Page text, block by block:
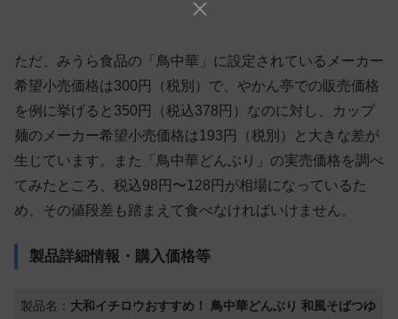
ただ、みうら食品の「鳥中華」に設定されているメーカー
希望小売価格は300円（税別）で、やかん亭での販売価格
を例に挙げると350円（税込378円）なのに対し、カップ
麺の メーカー希望小売価格は193円（税別）と大きな差が
生じています。また「鳥中華どんぶり」の実売価格を調べ
てみたところ、税込98円〜128円が相場になっているた
め、その値段差も踏まえて食べなければいけません。
製品詳細情報・購入価格等
製品名： 大和イチロウおすすめ！ 鳥中華どんぶり 和風そばつゆ